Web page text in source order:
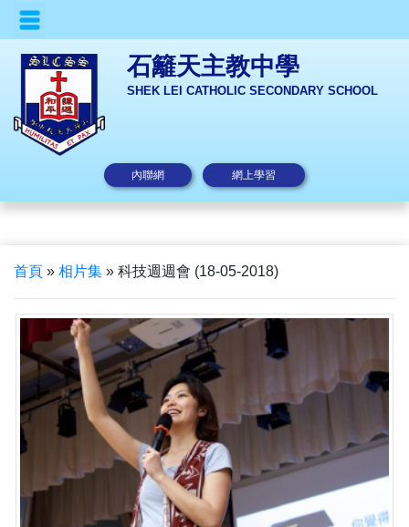
石籬天主教中學
SHEK LEI CATHOLIC SECONDARY SCHOOL
內聯網 網上學習
首頁 » 相片集 » 科技週週會 (18-05-2018)